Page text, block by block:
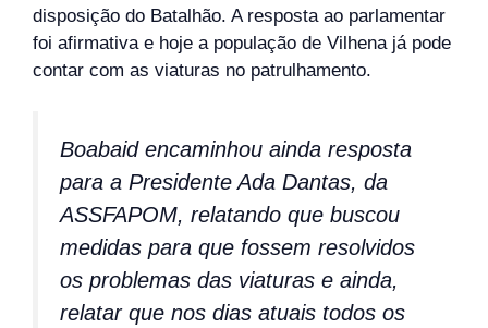
disposição do Batalhão. A resposta ao parlamentar
foi afirmativa e hoje a população de Vilhena já pode
contar com as viaturas no patrulhamento.
Boabaid encaminhou ainda resposta
para a Presidente Ada Dantas, da
ASSFAPOM, relatando que buscou
medidas para que fossem resolvidos
os problemas das viaturas e ainda,
relatar que nos dias atuais todos os